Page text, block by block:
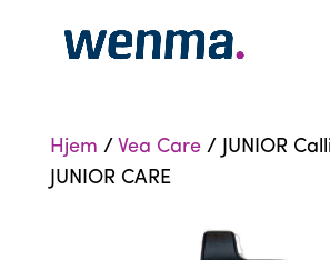
Hjem / Vea Care/ JUNIOR
JUNIOR CARE